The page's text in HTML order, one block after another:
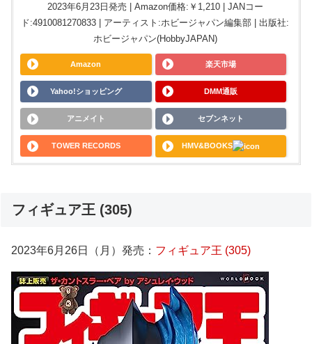
2023年6月23日発売 | Amazon価格:￥1,210 | JANコー
ド:4910081270833 | アーティスト:ホビージャパン編集部 | 出版社:
ホビージャパン(HobbyJAPAN)
Amazon 楽天市場
Yahoo!ショッピング DMM通販
アニメイト セブンネット
TOWER RECORDS HMV&BOOKS
フィギュア王 (305)
2023年6月26日（月）発売： フィギュア王 (305)